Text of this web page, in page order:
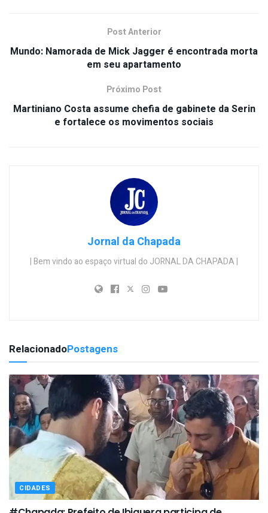
Post Anterior
Mundo: Namorada de Mick Jagger é encontrada morta
em seu apartamento
Próximo Post
Martiniano Costa assume chefia de gabinete da Serin
e fortalece os movimentos sociais
Jornal da Chapada
| Bem vindo ao espaço virtual do JORNAL DA CHAPADA |
RelacionadoPostagens
CIDADES